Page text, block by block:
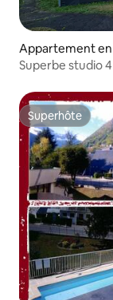
Appartement en
Superbe studio
Superhôte
Superhôte